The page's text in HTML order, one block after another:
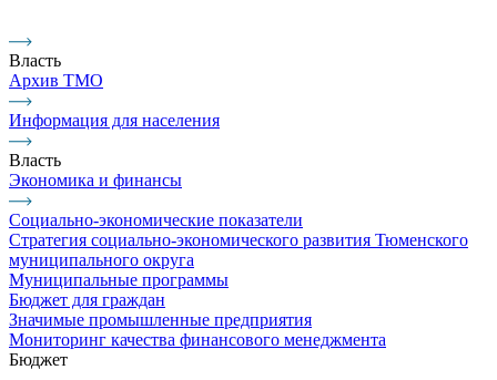
Власть
Архив ТМО
Информация для населения
Власть
Экономика и финансы
Социально-экономические показатели
Стратегия социально-экономического развития Тюменского
муниципального округа
Муниципальные программы
Бюджет для граждан
Значимые промышленные предприятия
Мониторинг качества финансового менеджмента
Бюджет